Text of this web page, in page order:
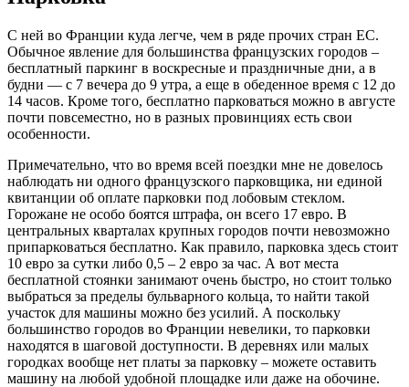
С ней во Франции куда легче, чем в ряде прочих стран ЕС.
Обычное явление для большинства французских городов –
бесплатный паркинг в воскресные и праздничные дни, а в
будни — с 7 вечера до 9 утра, а еще в обеденное время с 12 до
14 часов. Кроме того, бесплатно парковаться можно в августе
почти повсеместно, но в разных провинциях есть свои
особенности.
Примечательно, что во время всей поездки мне не довелось
наблюдать ни одного французского парковщика, ни единой
квитанции об оплате парковки под лобовым стеклом.
Горожане не особо боятся штрафа, он всего 17 евро. В
центральных кварталах крупных городов почти невозможно
припарковаться бесплатно. Как правило, парковка здесь стоит
10 евро за сутки либо 0,5 – 2 евро за час. А вот места
бесплатной стоянки занимают очень быстро, но стоит только
выбраться за пределы бульварного кольца, то найти такой
участок для машины можно без усилий. А поскольку
большинство городов во Франции невелики, то парковки
находятся в шаговой доступности. В деревнях или малых
городках вообще нет платы за парковку – можете оставить
машину на любой удобной площадке или даже на обочине.